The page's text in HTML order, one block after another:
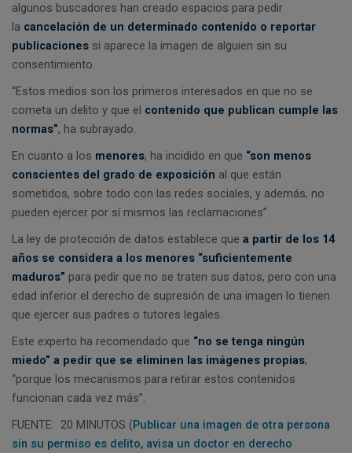
algunos buscadores han creado espacios para pedir
la cancelación de un determinado contenido o reportar
publicaciones si aparece la imagen de alguien sin su
consentimiento.
“Estos medios son los primeros interesados en que no se
cometa un delito y que el contenido que publican cumple las
normas”, ha subrayado.
En cuanto a los menores, ha incidido en que “son menos
conscientes del grado de exposición al que están
sometidos, sobre todo con las redes sociales, y además, no
pueden ejercer por sí mismos las reclamaciones”.
La ley de protección de datos establece que a partir de los 14
años se considera a los menores “suficientemente
maduros” para pedir que no se traten sus datos, pero con una
edad inferior el derecho de supresión de una imagen lo tienen
que ejercer sus padres o tutores legales.
Este experto ha recomendado que “no se tenga ningún
miedo” a pedir que se eliminen las imágenes propias,
“porque los mecanismos para retirar estos contenidos
funcionan cada vez más”.
FUENTE: 20 MINUTOS (Publicar una imagen de otra persona
sin su permiso es delito, avisa un doctor en derecho